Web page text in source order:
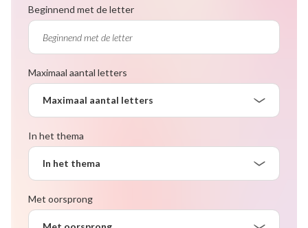
Beginnend met de letter
Maximaal aantal letters
Maximaal aantal letters
In het thema
In het thema
Met oorsprong